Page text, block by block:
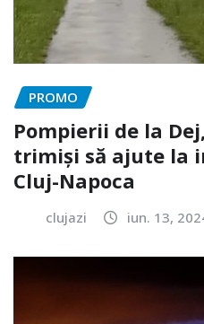
PROMO
Pompierii de la
trimiși să ajute la
Cluj-Napoca
clujazi iun. 13,